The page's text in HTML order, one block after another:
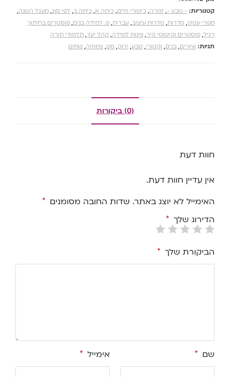
קטגוריות: - טבע -, זמרה, כישורי חיים, כיתה א, כיתה ב, לפי סוג, מעגל השנה,
מפרי עטינו, סדרות, סדרות עיצוב, עברית, פ. למידה בנים, פוסטרים בחיתוך
רגיל, פוסטרים וקישוטי קיר, פינות למידה, קהל יעד, תלמודי תורה
תגיות: איורים, בנים, וקטורי, טבע, ירוק, סט, צמחיה, שמים
(0) ביקורות
חוות דעת
אין עדיין חוות דעת.
האימייל לא יוצג באתר. שדות החובה מסומנים *
הדירוג שלך *
הביקורת שלך *
שם * אימייל *